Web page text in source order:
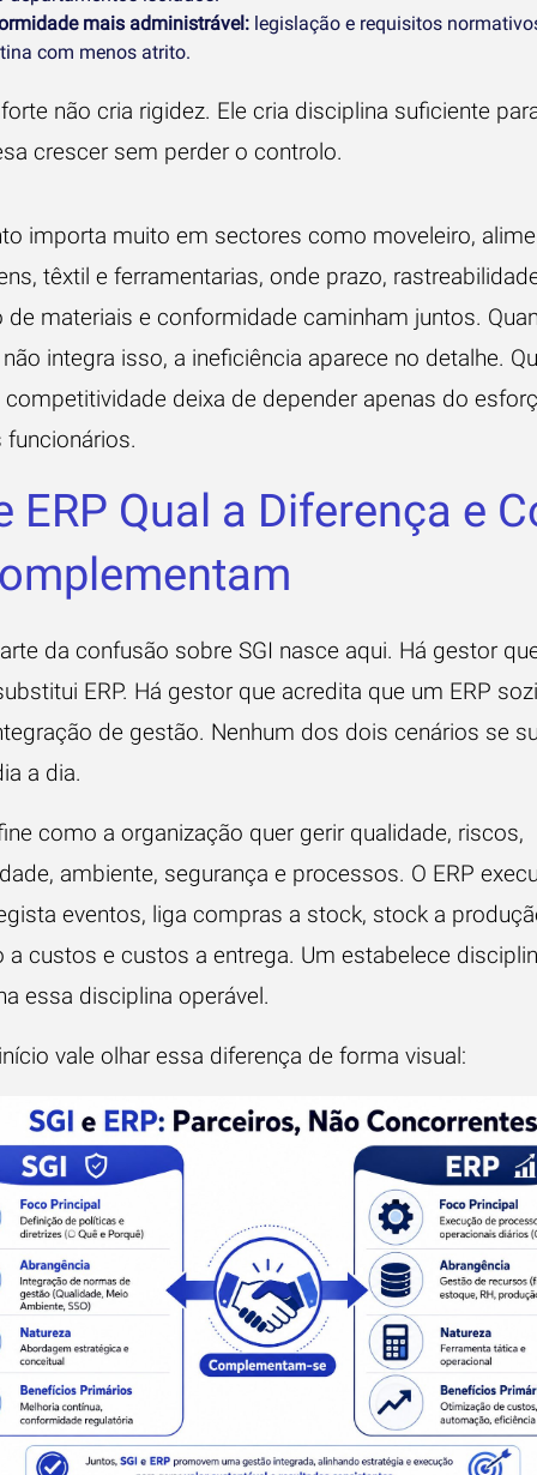
mais administrável: legislação e requisitos
com menos atrito.
forte não cria rigidez. Ele cria disciplina suficiente
crescer sem perder o controlo.
importa muito em sectores como moveleiro,
têxtil e ferramentarias, onde prazo,
de materiais e conformidade caminham juntos.
integra isso, a ineficiência aparece no detalhe.
competitividade deixa de depender apenas do
funcionários.
ERP Qual a Diferença e
da confusão sobre SGI nasce aqui. Há gestor
ERP. Há gestor que acredita que um ERP
de gestão. Nenhum dos dois cenários se
a dia.
como a organização quer gerir qualidade, riscos,
ambiente, segurança e processos. O ERP
eventos, liga compras a stock, stock a
a custos e custos a entrega. Um estabelece
essa disciplina operável.
vale olhar essa diferença de forma visual: